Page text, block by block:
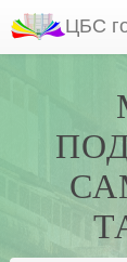
ЦБС